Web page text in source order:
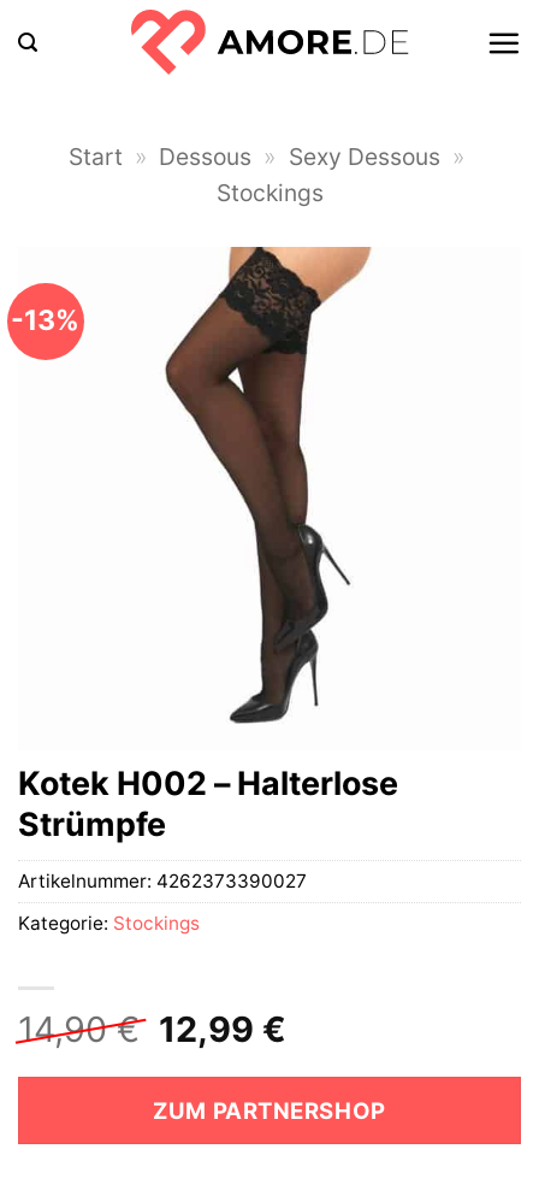
Inhalt
Start » Dessous » Sexy Dessous »
Stockings
-13%
Kotek H002 – Halterlose
Strümpfe
14,90€ Ursprünglicher
Preis
war:
14,90 €
12,99 €
ist:
12,99 €.
ZUM PARTNERSHOP
Artikelnummer: 4262373390027
Kategorie: Stockings